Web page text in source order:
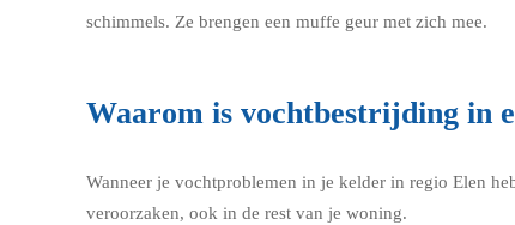
schimmels. Ze brengen een muffe geur met zich mee.
Waarom is vochtbestrijding in
Wanneer je vochtproblemen in je kelder in regio Elen
veroorzaken, ook in de rest van je woning.